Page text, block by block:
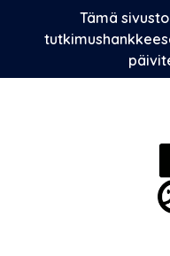
Tämä